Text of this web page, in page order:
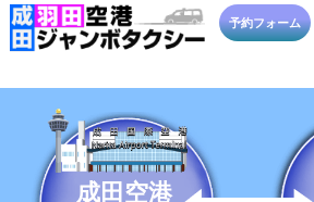
成田空港
料金表
予約フォーム
成田空港